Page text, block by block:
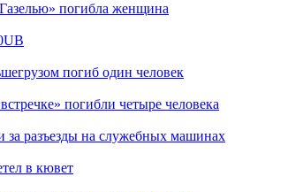
погибла женщина
погиб один человек
погибли четыре человека
разъезды на служебных машинах
в кювет